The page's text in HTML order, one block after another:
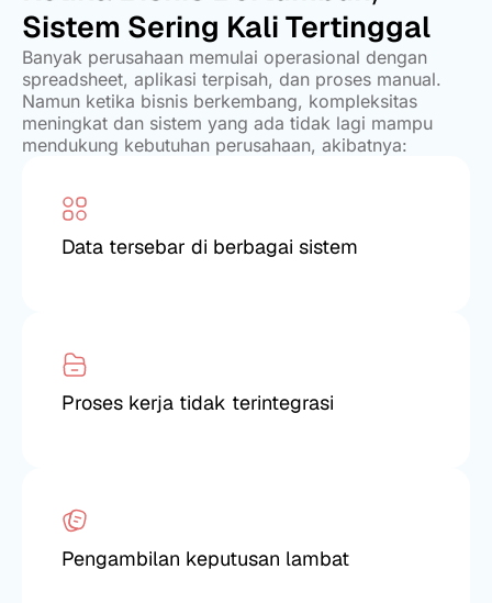
Sistem Sering Kali Tertinggal
Banyak perusahaan memulai operasional dengan
spreadsheet, aplikasi terpisah, dan proses manual.
Namun ketika bisnis berkembang, kompleksitas
meningkat dan sistem yang ada tidak lagi mampu
mendukung kebutuhan perusahaan, akibatnya:
Data tersebar di berbagai sistem
Proses kerja tidak terintegrasi
Pengambilan keputusan lambat